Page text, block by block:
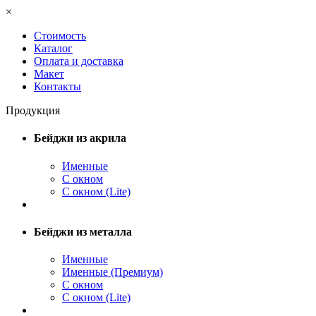
×
Стоимость
Каталог
Оплата и доставка
Макет
Контакты
Продукция
Бейджи из акрила
Именные
С окном
С окном (Lite)
Бейджи из металла
Именные
Именные (Премиум)
С окном
С окном (Lite)